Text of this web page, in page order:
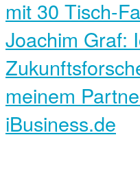
mit 30 Tisch-
Joachim Graf:
meinem
iBusiness.de